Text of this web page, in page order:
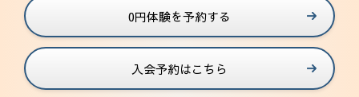
0円体験を予約する
入会予約はこちら